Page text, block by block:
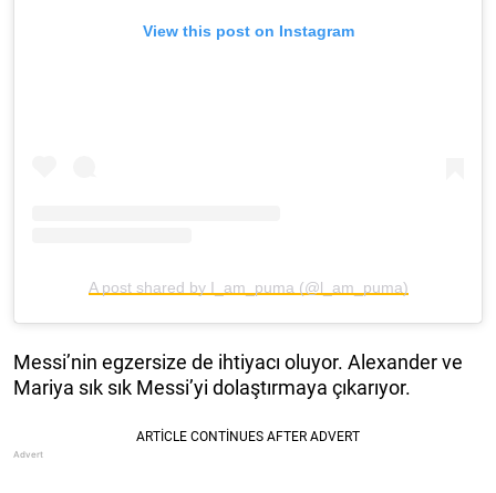
View this post on Instagram
A post shared by I_am_puma (@l_am_puma)
Messi’nin egzersize de ihtiyacı oluyor. Alexander ve
Mariya sık sık Messi’yi dolaştırmaya çıkarıyor.